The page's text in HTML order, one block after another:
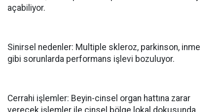
açabiliyor.
Sinirsel nedenler: Multiple skleroz, parkinson, inme
gibi sorunlarda performans işlevi bozuluyor.
Cerrahi işlemler: Beyin-cinsel organ hattına zarar
verecek işlemler ile cinsel bölge lokal dokusunda